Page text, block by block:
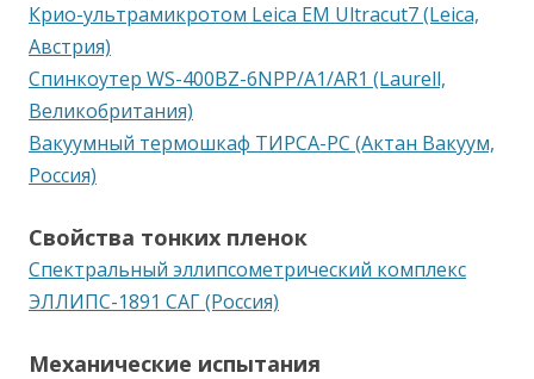
Крио-ультрамикротом Leica EM Ultracut7 (Leica,
Австрия)
Спинкоутер WS-400BZ-6NPP/A1/AR1 (Laurell,
Великобритания)
Вакуумный термошкаф ТИРСА-РС (Актан Вакуум,
Россия)
Свойства тонких пленок
Спектральный эллипсометрический комплекс
ЭЛЛИПС-1891 САГ (Россия)
Механические испытания